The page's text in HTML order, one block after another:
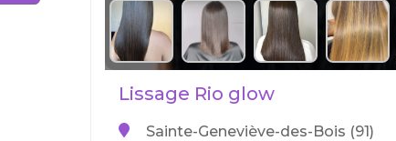
Lissage Rio glow
Sainte-Geneviève-des-Bois (91)